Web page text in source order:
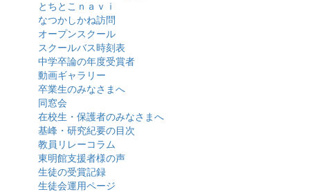
とちとこｎａｖｉ
なつかしかね訪問
オープンスクール
スクールバス時刻表
中学卒論の年度受賞者
動画ギャラリー
卒業生のみなさまへ
同窓会
在校生・保護者のみなさまへ
基峰・研究紀要の目次
教員リレーコラム
東明館支援者様の声
生徒の受賞記録
生徒会運用ページ